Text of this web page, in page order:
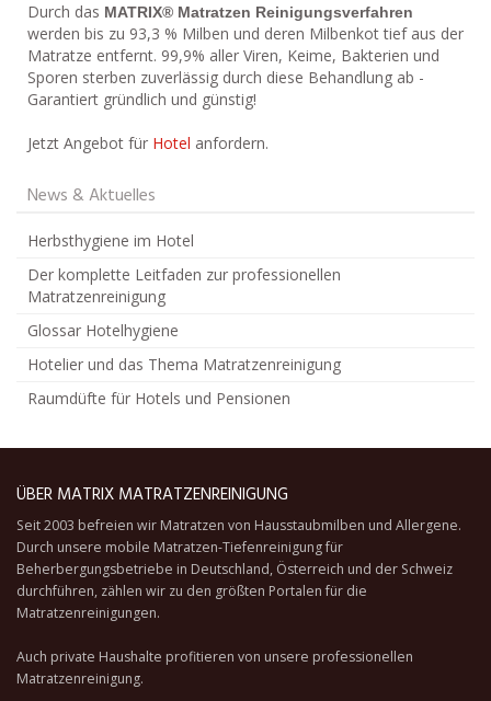
Durch das MATRIX® Matratzen Reinigungsverfahren
werden bis zu 93,3 % Milben und deren Milbenkot tief aus der
Matratze entfernt. 99,9% aller Viren, Keime, Bakterien und
Sporen sterben zuverlässig durch diese Behandlung ab -
Garantiert gründlich und günstig!
Jetzt Angebot für Hotel anfordern.
News & Aktuelles
Herbsthygiene im Hotel
Der komplette Leitfaden zur professionellen
Matratzenreinigung
Glossar Hotelhygiene
Hotelier und das Thema Matratzenreinigung
Raumdüfte für Hotels und Pensionen
ÜBER MATRIX MATRATZENREINIGUNG
Seit 2003 befreien wir Matratzen von Hausstaubmilben und Allergene.
Durch unsere mobile Matratzen-Tiefenreinigungfür
Beherbergungsbetriebe in Deutschland, Österreich und der Schweiz
durchführen, zählen wir zu den größten Portalen für die
Matratzenreinigungen.
Auch private Haushalte profitieren von unsere professionellen
Matratzenreinigung.